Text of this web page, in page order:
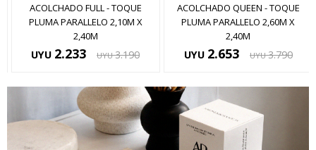
ACOLCHADO QUEEN - TOQUE
PLUMA PARALLELO 2,60M X
2,40M
UYU 2.653 UYU 3.790
ACOLCHADO KING - TOQUE
PLUMA HIT 2,80 X 2,40M
UYU 2.993 UYU 3.990